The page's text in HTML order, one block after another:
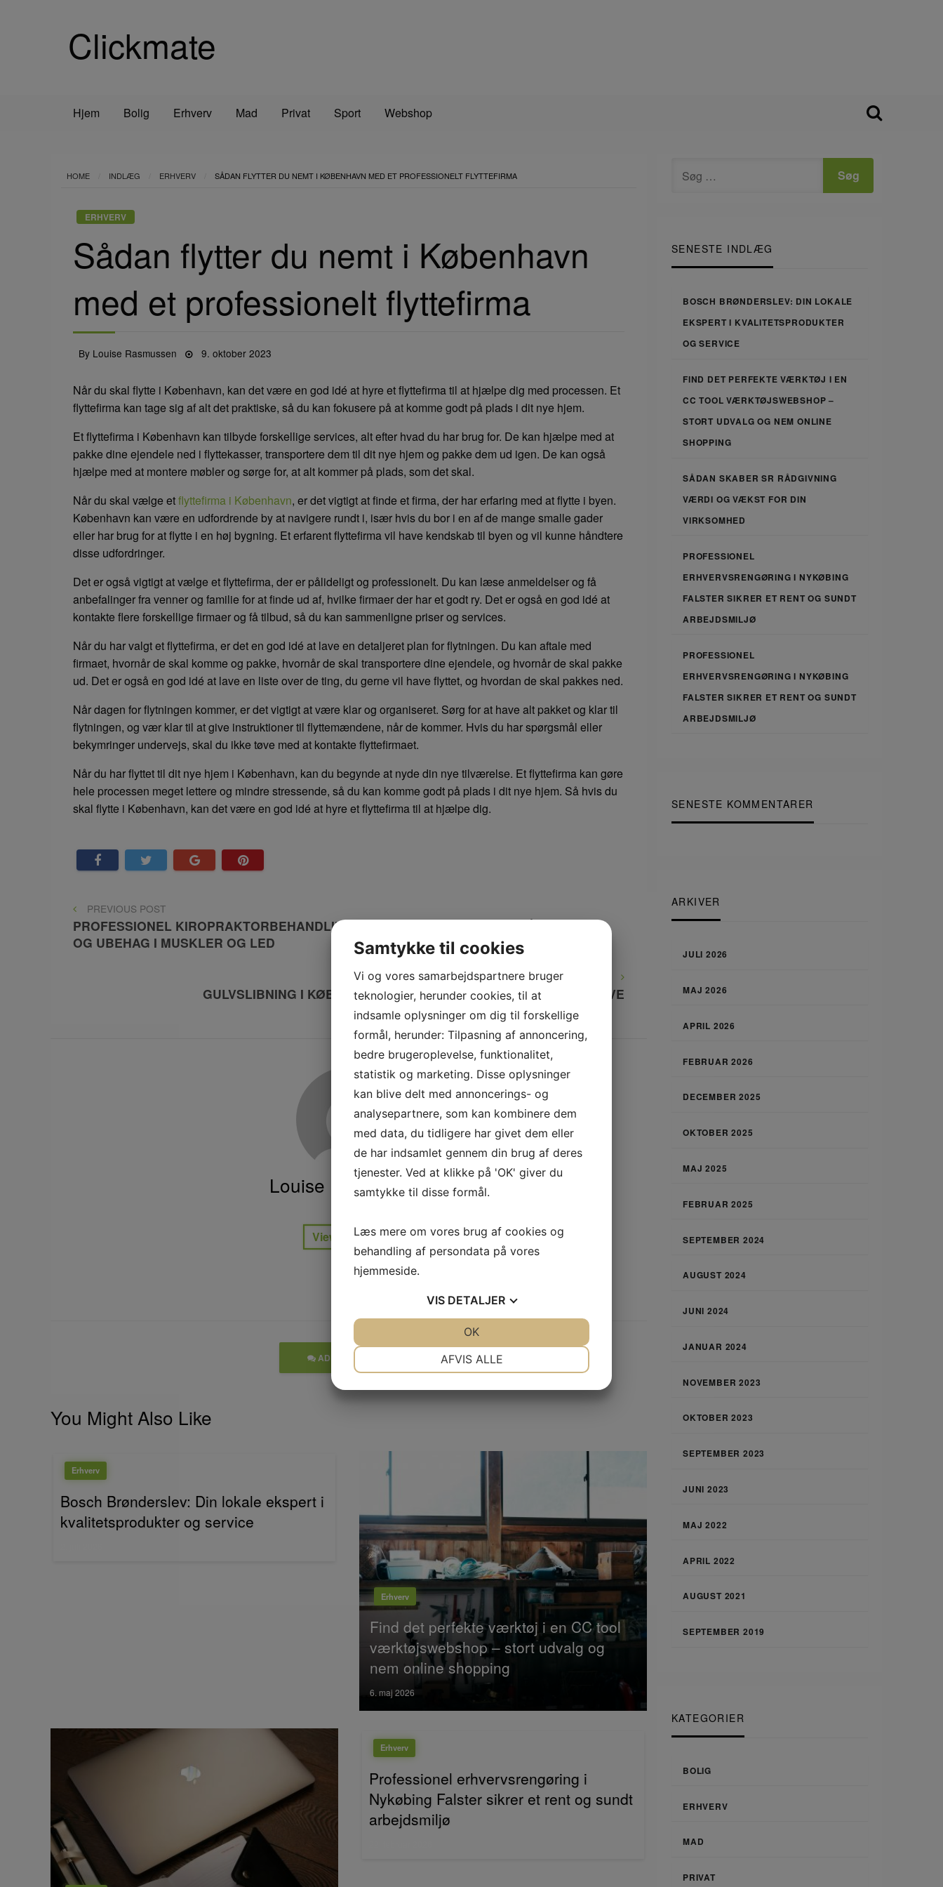
Clickmate
Hjem Bolig Erhverv Mad Privat Sport Webshop
SENESTE INDLÆG
BOSCH BRØNDERSLEV: DIN LOKALE
EKSPERT I KVALITETSPRODUKTER
OG SERVICE
FIND DET PERFEKTE VÆRKTØJ I EN
CC TOOL VÆRKTØJSWEBSHOP –
STORT UDVALG OG NEM ONLINE
SHOPPING
SÅDAN SKABER SR RÅDGIVNING
VÆRDI OG VÆKST FOR DIN
VIRKSOMHED
PROFESSIONEL
ERHVERVSRENGØRING I NYKØBING
FALSTER SIKRER ET RENT OG SUNDT
ARBEJDSMILJØ
PROFESSIONEL
ERHVERVSRENGØRING I NYKØBING
FALSTER SIKRER ET RENT OG SUNDT
ARBEJDSMILJØ
SENESTE KOMMENTARER
ARKIVER
JULI 2026
MAJ 2026
APRIL 2026
FEBRUAR 2026
DECEMBER 2025
OKTOBER 2025
MAJ 2025
FEBRUAR 2025
SEPTEMBER 2024
AUGUST 2024
JUNI 2024
JANUAR 2024
NOVEMBER 2023
OKTOBER 2023
SEPTEMBER 2023
JUNI 2023
MAJ 2022
APRIL 2022
AUGUST 2021
SEPTEMBER 2019
KATEGORIER
BOLIG
ERHVERV
MAD
PRIVAT
HOME INDLÆG ERHVERV SÅDAN FLYTTER DU NEMT I KØBENHAVN MED ET PROFESSIONELT FLYTTEFIRMA
ERHVERV
Sådan flytter du nemt i København
med et professionelt flyttefirma
By Louise Rasmussen
Posted
9. oktober 2023
Når du skal flytte i København, kan det være en god idé at hyre et flyttefirma til at hjælpe dig med processen. Et
flyttefirma kan tage sig af alt det praktiske, så du kan fokusere på at komme godt på plads i dit nye hjem.
Et flyttefirma i København kan tilbyde forskellige services, alt efter hvad du har brug for. De kan hjælpe med at
pakke dine ejendele ned i flyttekasser, transportere dem til dit nye hjem og pakke dem ud igen. De kan også
hjælpe med at montere møbler og sørge for, at alt kommer på plads, som det skal.
Når du skal vælge etflyttefirma i København, er det vigtigt at finde et firma, der har erfaring med at flytte i byen.
København kan være en udfordrende by at navigere rundt i, især hvis du bor i en af de mange smalle gader
eller har brug for at flytte i en høj bygning. Et erfarent flyttefirma vil have kendskab til byen og vil kunne håndtere
disse udfordringer.
Det er også vigtigt at vælge et flyttefirma, der er pålideligt og professionelt. Du kan læse anmeldelser og få
anbefalinger fra venner og familie for at finde ud af, hvilke firmaer der har et godt ry. Det er også en god idé at
kontakte flere forskellige firmaer og få tilbud, så du kan sammenligne priser og services.
Når du har valgt et flyttefirma, er det en god idé at lave en detaljeret plan for flytningen. Du kan aftale med
firmaet, hvornår de skal komme og pakke, hvornår de skal transportere dine ejendele, og hvornår de skal pakke
ud. Det er også en god idé at lave en liste over de ting, du gerne vil have flyttet, og hvordan de skal pakkes ned.
Når dagen for flytningen kommer, er det vigtigt at være klar og organiseret. Sørg for at have alt pakket og klar til
flytningen, og vær klar til at give instruktioner til flyttemændene, når de kommer. Hvis du har spørgsmål eller
bekymringer undervejs, skal du ikke tøve med at kontakte flyttefirmaet.
Når du har flyttet til dit nye hjem i København, kan du begynde at nyde din nye tilværelse. Et flyttefirma kan gøre
hele processen meget lettere og mindre stressende, så du kan komme godt på plads i dit nye hjem. Så hvis du
skal flytte i København, kan det være en god idé at hyre et flyttefirma til at hjælpe dig.
Indlægsnavigation
PREVIOUS
POST
PREVIOUS POST
PROFESSIONEL KIROPRAKTORBEHANDLING I SVENDBORG – LØSNING PÅ SMERTER
OG UBEHAG I MUSKLER OG LED
NEXT
NEXT POST
GULVSLIBNING I KØBENHAVN – BEVAR OG FORNY DINE TRÆGULVE
Louise Rasmussen
View all posts
ADD A COMMENT
You Might Also Like
Erhverv
Bosch Brønderslev: Din lokale ekspert i
kvalitetsprodukter og service
Erhverv
Find det perfekte værktøj i en CC tool
værktøjswebshop – stort udvalg og
nem online shopping
Posted
on
6. maj 2026
Erhverv
Professionel erhvervsrengøring i
Nykøbing Falster sikrer et rent og sundt
arbejdsmiljø
Samtykke til cookies
Vi og vores samarbejdspartnere bruger
teknologier, herunder cookies, til at
indsamle oplysninger om dig til forskellige
formål, herunder: Tilpasning af annoncering,
bedre brugeroplevelse, funktionalitet,
statistik og marketing. Disse oplysninger
kan blive delt med annoncerings- og
analysepartnere, som kan kombinere dem
med data, du tidligere har givet dem eller
de har indsamlet gennem din brug af deres
tjenester. Ved at klikke på 'OK' giver du
samtykke til disse formål.
Læs mere om vores brug af cookies og
behandling af persondata på vores
hjemmeside.
VIS DETALJER
AFVIS ALLE
OK